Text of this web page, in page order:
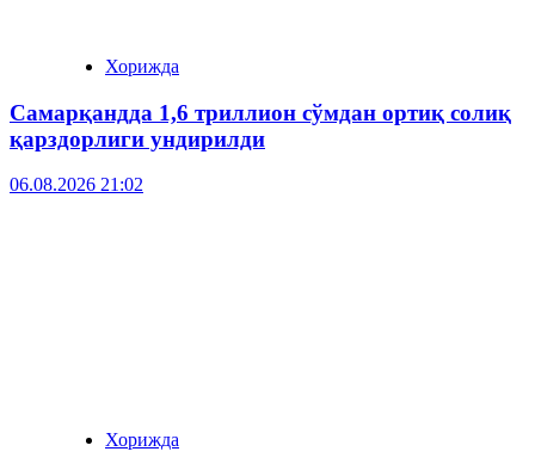
Хорижда
Самарқандда 1,6 триллион сўмдан ортиқ солиқ
қарздорлиги ундирилди
06.08.2026 21:02
Хорижда